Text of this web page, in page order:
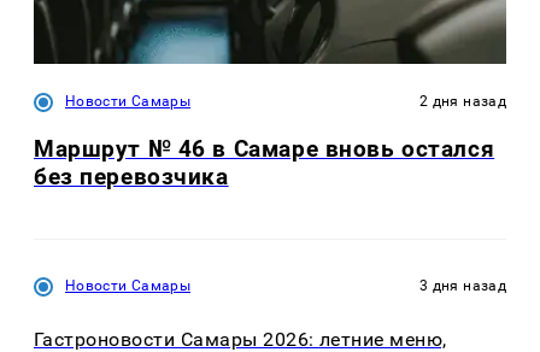
Новости Самары 2 дня назад
Маршрут № 46 в Самаре вновь остался
без перевозчика
Новости Самары 3 дня назад
Гастроновости Самары 2026: летние меню,